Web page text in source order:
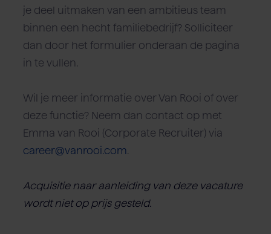
je deel uitmaken van een ambitieus team
binnen een hecht familiebedrijf? Solliciteer
dan door het formulier onderaan de pagina
in te vullen.
Wil je meer informatie over Van Rooi of over
deze functie? Neem dan contact op met
Emma van Rooi (Corporate Recruiter) via
career@vanrooi.com.
Acquisitie naar aanleiding van deze vacature
wordt niet op prijs gesteld.